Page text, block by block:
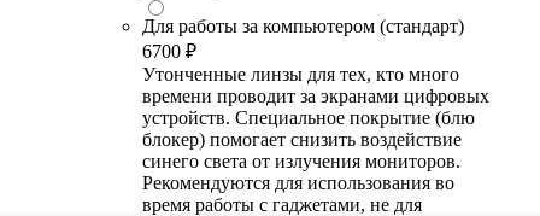
Для работы за компьютером (стандарт)
6700 ₽
Утонченные линзы для тех, кто много
времени проводит за экранами цифровых
устройств. Специальное покрытие (блю
блокер) помогает снизить воздействие
синего света от излучения мониторов.
Рекомендуются для использования во
время работы с гаджетами, не для